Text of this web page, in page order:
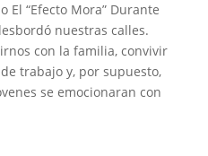
El “Efecto Mora” Durante
nuestras calles.
con la familia, convivir
trabajo y, por supuesto,
se emocionaran con